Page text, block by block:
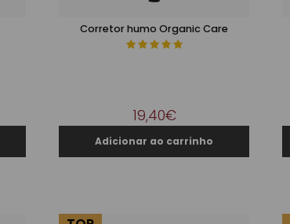
Corretor humo Organic Care
19,40€